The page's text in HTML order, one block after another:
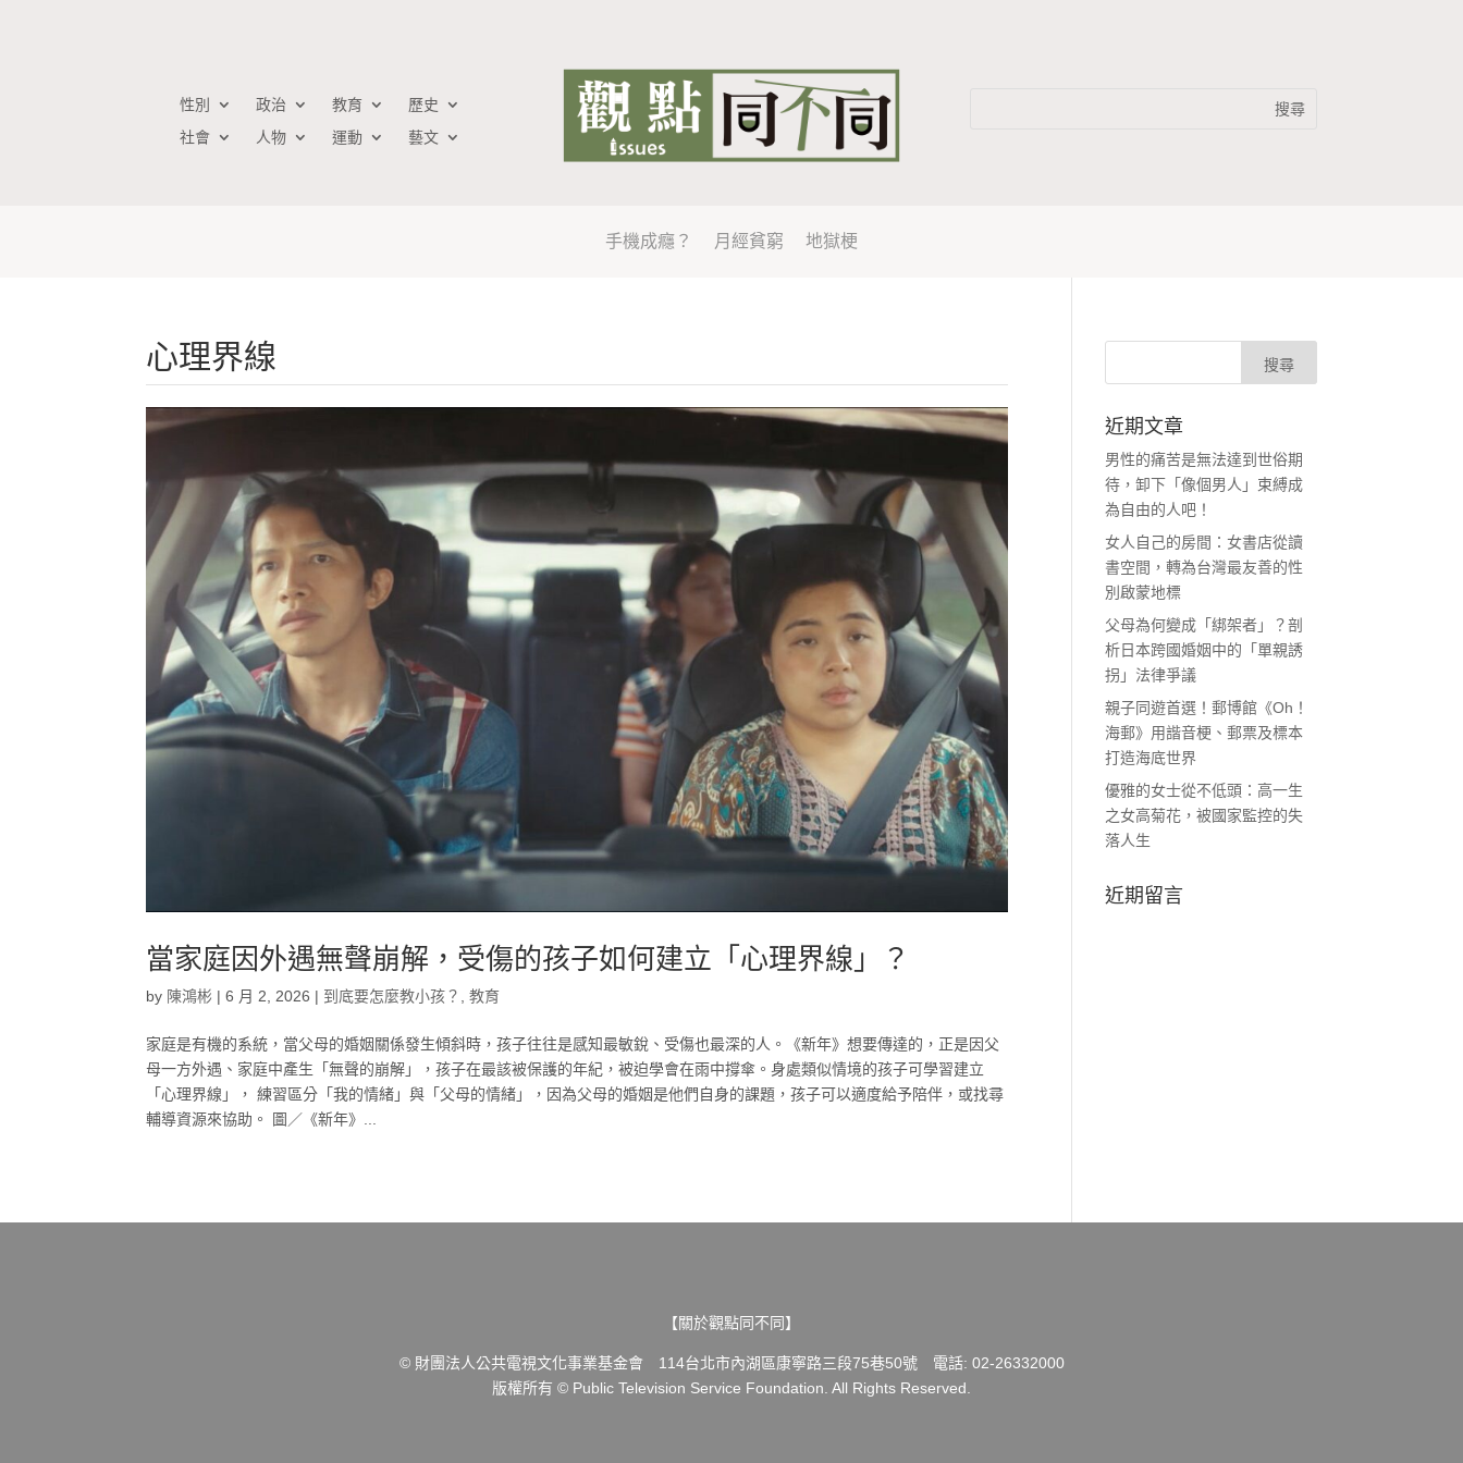
性別 政治 教育
歷史
社會
人物 運動 藝文
手機成癮？ 月經貧窮 地獄梗
心理界線
當家庭因外遇無聲崩解，受傷的孩子如何建立「心理界線」？
by 陳鴻彬 |6 月 2, 2026 | 到底要怎麼教小孩？ ,教育
家庭是有機的系統，當父母的婚姻關係發生傾斜時，孩子往往是感知最敏銳、受傷也最深的人。《新年》想要傳達的，正是因父
母一方外遇、家庭中產生「無聲的崩解」，孩子在最該被保護的年紀，被迫學會在雨中撐傘。身處類似情境的孩子可學習建立
「心理界線」， 練習區分「我的情緒」與「父母的情緒」，因為父母的婚姻是他們自身的課題，孩子可以適度給予陪伴，或找尋
輔導資源來協助。 圖／《新年》...
近期文章
男性的痛苦是無法達到世俗期
待，卸下「像個男人」束縛成
為自由的人吧！
女人自己的房間：女書店從讀
書空間，轉為台灣最友善的性
別啟蒙地標
父母為何變成「綁架者」？剖
析日本跨國婚姻中的「單親誘
拐」法律爭議
親子同遊首選！郵博館《Oh！
海郵》用諧音梗、郵票及標本
打造海底世界
優雅的女士從不低頭：高一生
之女高菊花，被國家監控的失
落人生
近期留言
【關於觀點同不同】
© 財團法人公共電視文化事業基金會 114台北市內湖區康寧路三段75巷50號 電話: 02-26332000
版權所有 © Public Television Service Foundation. All Rights Reserved.